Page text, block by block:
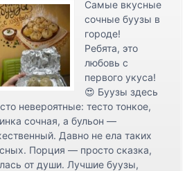
Самые вкусные
сочные буузы в
городе!
Ребята, это
любовь с
первого укуса!
😍 Буузы здесь
невероятные: тесто тонкое,
сочная, а бульон —
Давно не ела таких
Порция — просто сказка,
от души. Лучшие буузы,